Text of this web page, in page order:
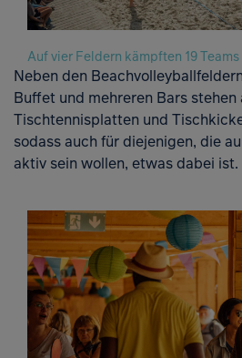
Auf vier Feldern kämpften 19
Neben den
Buffet und mehreren Bars stehen
Tischtennisplatten und
sodass auch für diejenigen, die
aktiv sein wollen, etwas dabei ist.